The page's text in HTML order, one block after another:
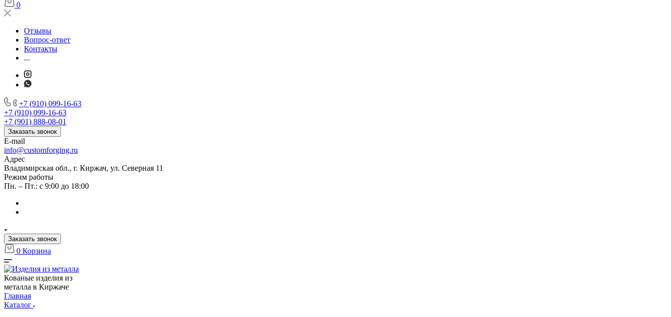
0
Отзывы
Вопрос-ответ
Контакты
...
+7 (910) 099-16-63
+7 (910) 099-16-63
+7 (901) 888-08-01
Заказать звонок
E-mail
info@customforging.ru
Адрес
Владимирская обл., г. Киржач, ул. Северная 11
Режим работы
Пн. – Пт.: с 9:00 до 18:00
Заказать звонок
0 Корзина
Кованые изделия из
металла в Киржаче
Главная
Каталог